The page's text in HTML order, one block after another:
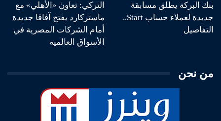
بنك البركة يطلق مسابقة
جديدة لعملاء حساب Start..
التفاصيل
التركي: تعاون «الأهلي» مع
ماستركارد يفتح آفاقا جديدة
أمام الشركات المصرية في
الأسواق العالمية
من نحن